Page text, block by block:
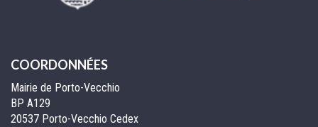
COORDONNÉES
Mairie de Porto-Vecchio
BP A129
20537 Porto-Vecchio Cedex